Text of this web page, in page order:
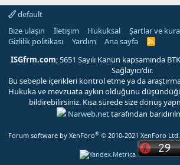
default
Bize ulaşın
İletişim Hukuksal
Şartlar ve
Gizlilik politikası
Yardım Ana sayfa
R
S
ISGfrm.com; 5651 Sayılı Kanun kapsamında
Sağlayıcı'dır.
Bu sebeple içerikleri kontrol etme ya da
Hukuka ve mevzuata aykırı olduğunu
bildirebilirsiniz. Kısa sürede size dönüş
Narweb.nettarafından
Forum software by XenForo® © 2010-2021 XenForo Ltd.